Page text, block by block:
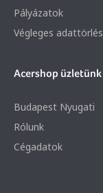
Pályázatok
Végleges adattörlés
Acershop üzletünk
Budapest Nyugati
Rólunk
Cégadatok